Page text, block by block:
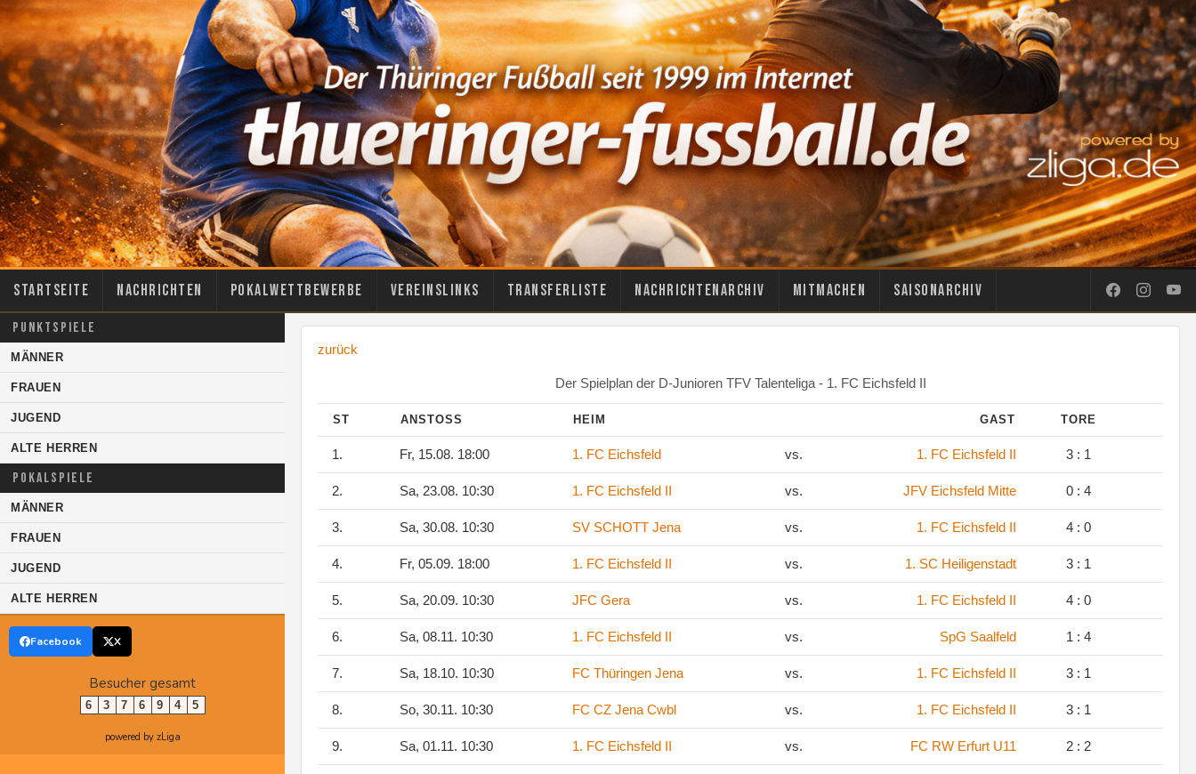
Startseite Nachrichten Pokalwettbewerbe Vereinslinks Transferliste Nachrichtenarchiv Mitmachen Saisonarchiv
PUNKTSPIELE
MÄNNER
FRAUEN
JUGEND
ALTE HERREN
POKALSPIELE
MÄNNER
FRAUEN
JUGEND
ALTE HERREN
Facebook X
Besucher gesamt
6 3 7 6 9 4 5
powered by zLiga
zurück
Der Spielplan der D-Junioren TFV Talenteliga - 1. FC Eichsfeld II
ST ANSTOSS HEIM GAST TORE
1. Fr, 15.08. 18:00 1. FC Eichsfeld vs. 1. FC Eichsfeld II 3 : 1
2. Sa, 23.08. 10:30 1. FC Eichsfeld II vs. JFV Eichsfeld Mitte 0 : 4
3. Sa, 30.08. 10:30 SV SCHOTT Jena vs. 1. FC Eichsfeld II 4 : 0
4. Fr, 05.09. 18:00 1. FC Eichsfeld II vs. 1. SC Heiligenstadt 3 : 1
5. Sa, 20.09. 10:30 JFC Gera vs. 1. FC Eichsfeld II 4 : 0
6. Sa, 08.11. 10:30 1. FC Eichsfeld II vs. SpG Saalfeld 1 : 4
7. Sa, 18.10. 10:30 FC Thüringen Jena vs. 1. FC Eichsfeld II 3 : 1
8. So, 30.11. 10:30 FC CZ Jena Cwbl vs. 1. FC Eichsfeld II 3 : 1
9. Sa, 01.11. 10:30 1. FC Eichsfeld II vs. FC RW Erfurt U11 2 : 2